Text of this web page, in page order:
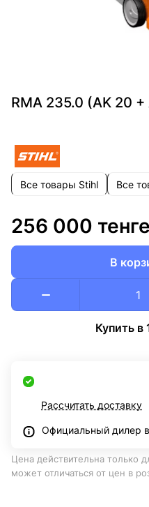
RMA 235.0 (AK 20 +
Все товары Stihl Все
256 000 тенге
В
Купить в
Рассчитать доставку
Официальный дилер
Цена действительна только
может отличаться от цен в